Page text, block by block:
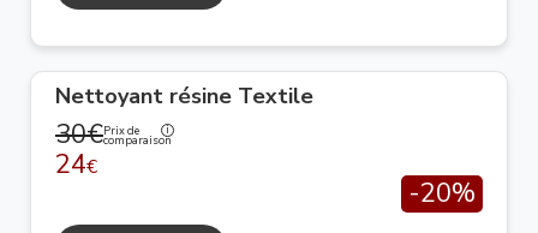
Nettoyant résine Textile
30€Prix de
comparaison
24€
-20%